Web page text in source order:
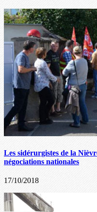
Les sidérurgistes de la
négociations nationales
17/10/2018